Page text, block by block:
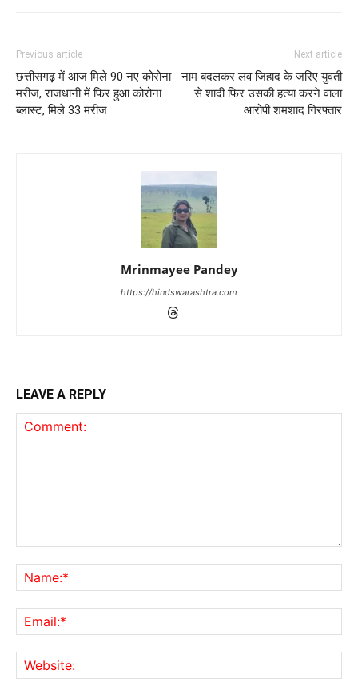
Previous article
छत्तीसगढ़ में आज मिले 90 नए कोरोना
मरीज, राजधानी में फिर हुआ कोरोना
ब्लास्ट, मिले 33 मरीज
Next article
नाम बदलकर लव जिहाद के जरिए युवती
से शादी फिर उसकी हत्या करने वाला
आरोपी शमशाद गिरफ्तार
Mrinmayee Pandey
https://hindswarashtra.com
LEAVE A REPLY